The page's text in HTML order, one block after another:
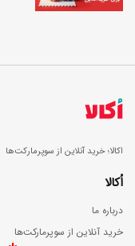
اکالا؛ خرید آنلاین از سوپرمارکت‌ها
اُکالا
درباره ما
خرید آنلاین از سوپرمارکت‌ها